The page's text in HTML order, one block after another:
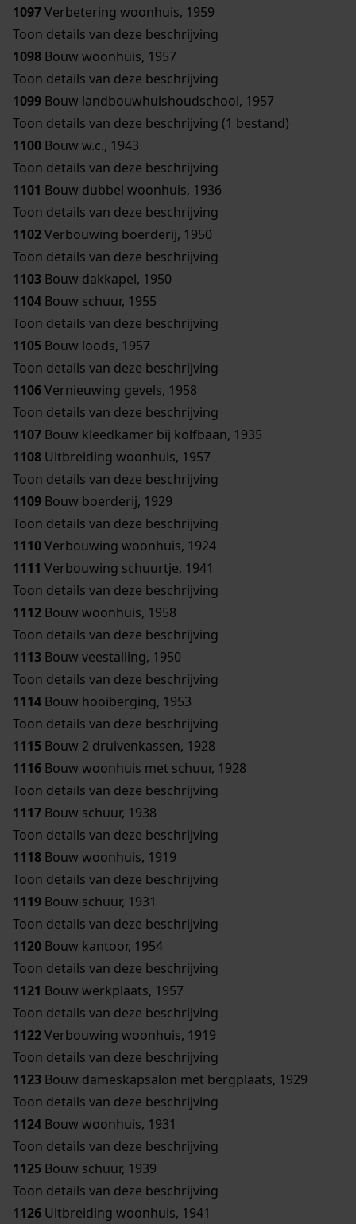
1097Verbetering woonhuis, 1959
Toon details van deze beschrijving
1098 Bouw woonhuis, 1957
Toon details van deze beschrijving
1099 Bouw landbouwhuishoudschool, 1957
Toon details van deze beschrijving (1 bestand)
1100 Bouw w.c., 1943
Toon details van deze beschrijving
1101 Bouw dubbel woonhuis, 1936
Toon details van deze beschrijving
1102Verbouwing boerderij, 1950
Toon details van deze beschrijving
1103 Bouw dakkapel, 1950
1104 Bouw schuur, 1955
Toon details van deze beschrijving
1105 Bouw loods, 1957
Toon details van deze beschrijving
1106Vernieuwing gevels, 1958
Toon details van deze beschrijving
1107 Bouw kleedkamer bij kolfbaan, 1935
1108 Uitbreiding woonhuis, 1957
Toon details van deze beschrijving
1109 Bouw boerderij, 1929
Toon details van deze beschrijving
1110Verbouwing woonhuis, 1924
1111 Verbouwing schuurtje, 1941
Toon details van deze beschrijving
1112 Bouw woonhuis, 1958
Toon details van deze beschrijving
1113 Bouw veestalling, 1950
Toon details van deze beschrijving
1114 Bouw hooiberging, 1953
Toon details van deze beschrijving
1115 Bouw 2 druivenkassen, 1928
1116 Bouw woonhuis met schuur, 1928
Toon details van deze beschrijving
1117 Bouw schuur, 1938
Toon details van deze beschrijving
1118 Bouw woonhuis, 1919
Toon details van deze beschrijving
1119 Bouw schuur, 1931
Toon details van deze beschrijving
1120 Bouw kantoor, 1954
Toon details van deze beschrijving
1121 Bouw werkplaats, 1957
Toon details van deze beschrijving
1122Verbouwing woonhuis, 1919
Toon details van deze beschrijving
1123 Bouw dameskapsalon met bergplaats, 1929
Toon details van deze beschrijving
1124 Bouw woonhuis, 1931
Toon details van deze beschrijving
1125 Bouw schuur, 1939
Toon details van deze beschrijving
1126 Uitbreiding woonhuis, 1941